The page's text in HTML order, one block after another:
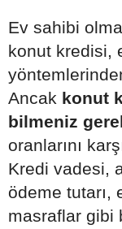
Ev sahibi
konut kredisi,
Ancak konut
bilmeniz
oranlarını
Kredi vadesi,
ödeme tutarı,
masraflar gibi